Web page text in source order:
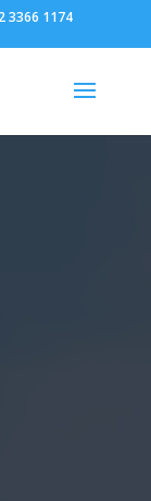
3366 1174